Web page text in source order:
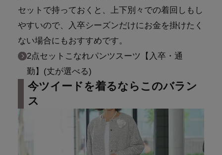
セットで持っておくと、上下別々での着回しもし
やすいので、入卒シーズンだけにお金を掛けたく
ない場合にもおすすめです。
2点セットこなれパンツスーツ【入卒・通
勤】(丈が選べる)
今ツイードを着るならこのバラン
ス